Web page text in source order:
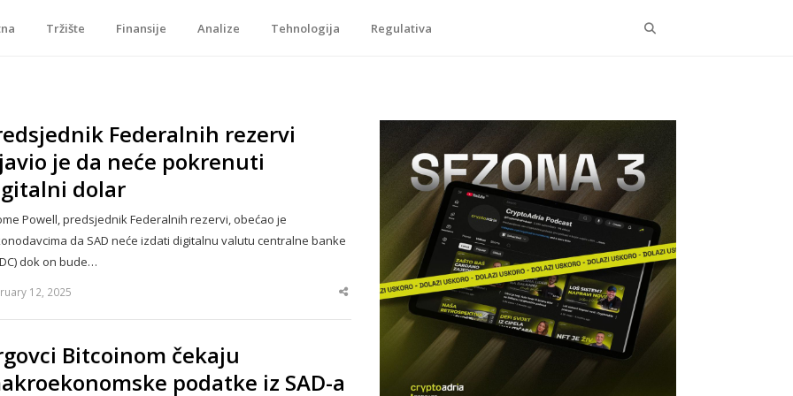
Tržište Finansije Analize Tehnologija Regulativa
Federalnih rezervi
je da neće pokrenuti
dolar
Powell, predsjednik Federalnih rezervi, obećao je
da SAD neće izdati digitalnu valutu centralne banke
dok on bude…
12, 2025
Share
Bitcoinom čekaju
podatke iz SAD-a